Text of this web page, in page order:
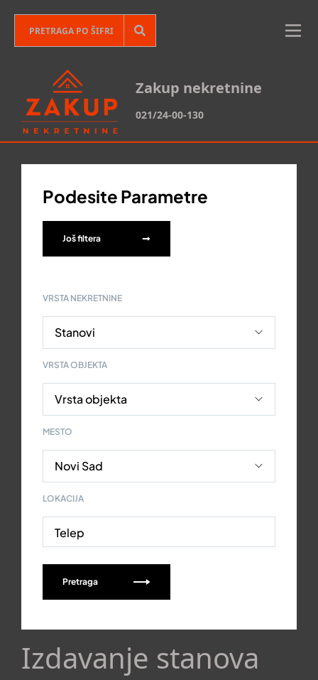
Zakup nekretnine
021/24-00-130
Podesite Parametre
Još filtera
VRSTA NEKRETNINE
VRSTA OBJEKTA
MESTO
LOKACIJA
Telep
Pretraga
Izdavanje stanova